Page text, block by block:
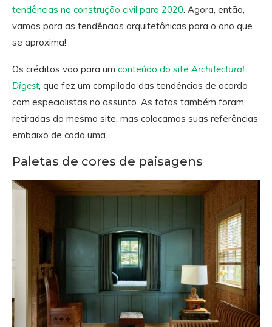
tendências na construção civil para 2020. Agora, então,
vamos para as tendências arquitetônicas para o ano que
se aproxima!
Os créditos vão para um conteúdo do site Architectural
Digest, que fez um compilado das tendências de acordo
com especialistas no assunto. As fotos também foram
retiradas do mesmo site, mas colocamos suas referências
embaixo de cada uma.
Paletas de cores de paisagens